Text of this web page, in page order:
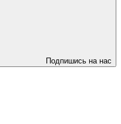
Подпишись на нас